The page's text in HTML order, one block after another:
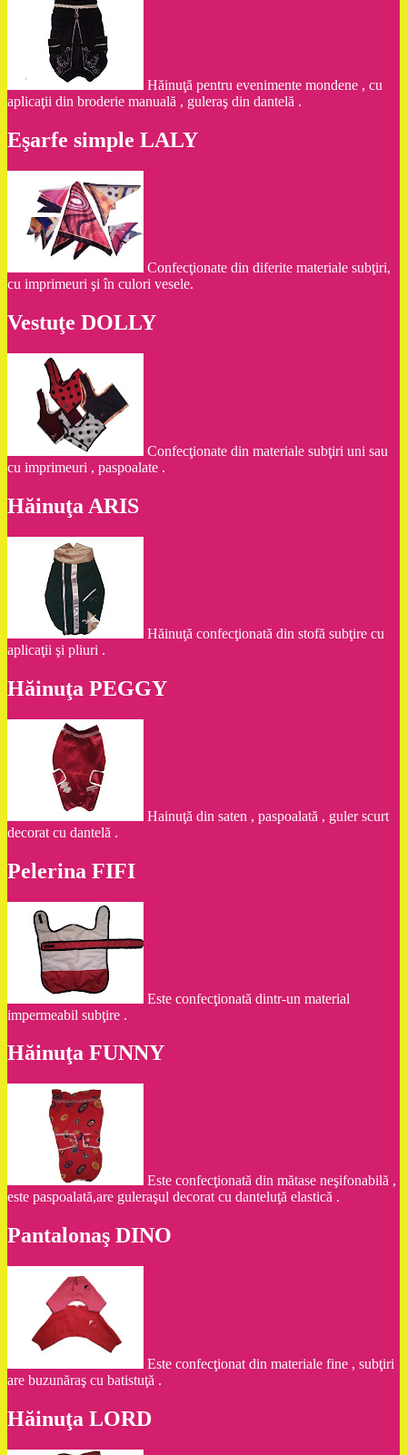
Hăinuţă pentru evenimente mondene , cu
aplicaţii din broderie manuală , guleraş din dantelă .
Eşarfe simple LALY
Confecţionate din diferite materiale subţiri,
cu imprimeuri şi în culori vesele.
Vestuţe DOLLY
Confecţionate din materiale subţiri uni sau
cu imprimeuri , paspoalate .
Hăinuţa ARIS
Hăinuţă confecţionată din stofă subţire cu
aplicaţii şi pliuri .
Hăinuţa PEGGY
Hainuţă din saten , paspoalată , guler scurt
decorat cu dantelă .
Pelerina FIFI
Este confecţionată dintr-un material
impermeabil subţire .
Hăinuţa FUNNY
Este confecţionată din mătase neşifonabilă ,
este paspoalată,are guleraşul decorat cu danteluţă elastică .
Pantalonaş DINO
Este confecţionat din materiale fine , subţiri
are buzunăraş cu batistuţă .
Hăinuţa LORD